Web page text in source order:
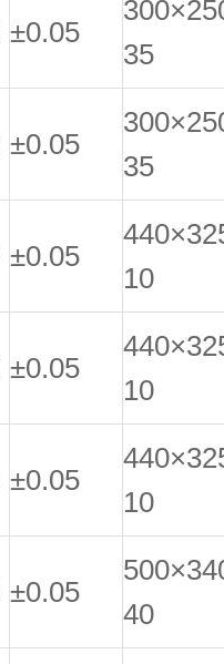
±0.05
35
±0.05
35
±0.05
10
±0.05
10
±0.05
10
±0.05
40